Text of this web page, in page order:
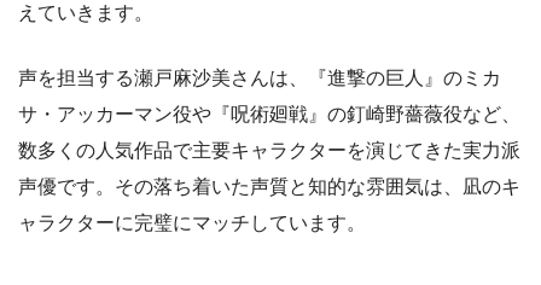
えていきます。
声を担当する瀬戸麻沙美さんは、『進撃の巨人』のミカ
サ・アッカーマン役や『呪術廻戦』の釘崎野薔薇役など、
数多くの人気作品で主要キャラクターを演じてきた実力派
声優です。その落ち着いた声質と知的な雰囲気は、凪のキ
ャラクターに完璧にマッチしています。